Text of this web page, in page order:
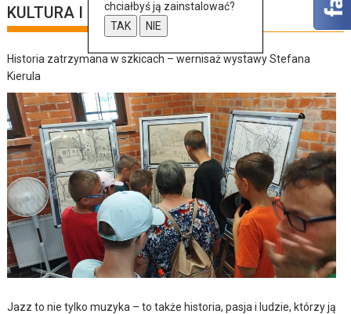
KULTURA I SZTUKA
Historia zatrzymana w szkicach – wernisaż wystawy Stefana
Kierula
Jazz to nie tylko muzyka – to także historia, pasja i ludzie, którzy ją
chciałbyś ją zainstalować?
TAK
NIE